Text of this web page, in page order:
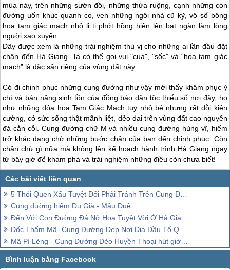
mùa này, trên những sườn đồi, những thửa ruộng, cạnh những con
đường uốn khúc quanh co, ven những ngôi nhà cũ kỹ, vô số bông
hoa tam giác mạch nhỏ li ti phớt hồng hiện lên bạt ngàn làm lòng
người xao xuyến.
Đây được xem là những trải nghiệm thú vị cho những ai lần đầu đặt
chân đến Hà Giang. Ta có thể gọi vui "cua", "sốc" và “hoa tam giác
mạch” là đặc sản riêng của vùng đất này.
Có đi chinh phục những cung đường như vậy mới thấy khâm phục ý
chí và bản năng sinh tồn của đồng bào dân tộc thiểu số nơi đây, họ
như những đóa hoa Tam Giác Mạch tuy nhỏ bé nhưng rất đỗi kiên
cường, có sức sống thật mãnh liệt, dẻo dai trên vùng đất cao nguyên
đá cằn cỗi. Cung đường chữ M và nhiều cung đường hùng vĩ, hiểm
trở khác đang chờ những bước chân của bạn đến chinh phục. Còn
chần chừ gì nữa mà không lên kế hoạch hành trình Hà Giang ngay
từ bây giờ để khám phá và trải nghiệm những điều còn chưa biết!
5 Thói Quen Xấu Tuyệt Đối Phải Tránh Trên Cung Đường Phượt Hà Giang
Cung đường hiểm Du Già - Mậu Duệ
Đến Với Con Đường Đá Nở Hoa Tuyệt Vời Ở Hà Giang
Dốc Thẩm Mã- Cung Đường Đẹp Nơi Địa Đầu Tổ Quốc Hà Giang
Mã Pì Lèng - Cung Đường Đèo Huyền Thoại hút giới trẻ check-in